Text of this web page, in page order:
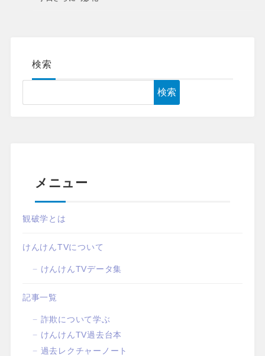
検索
検索
メニュー
観破学とは
けんけんTVについて
けんけんTVデータ集
記事一覧
詐欺について学ぶ
けんけんTV過去台本
過去レクチャーノート